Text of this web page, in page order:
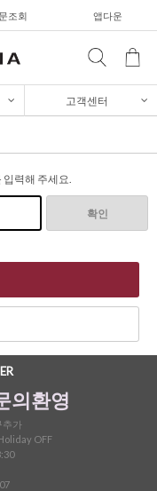
조회 앱다운
고객센터
입력해 주세요.
확인
의환영
추가
OFF